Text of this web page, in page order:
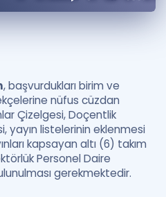
, başvurdukları birim ve
nüfus cüzdan
Çizelgesi, Doçentlik
yayın listelerinin eklenmesi
kapsayan altı (6) takım
Personel Daire
gerekmektedir.